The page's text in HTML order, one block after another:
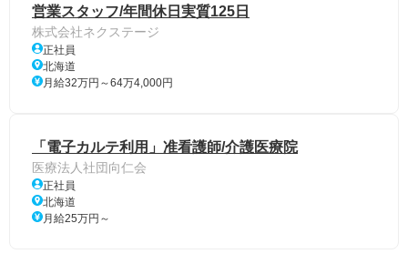
営業スタッフ/年間休日実質125日
株式会社ネクステージ
正社員
北海道
月給32万円～64万4,000円
「電子カルテ利用」准看護師/介護医療院
医療法人社団向仁会
正社員
北海道
月給25万円～